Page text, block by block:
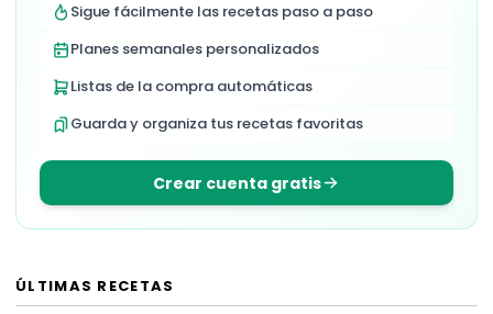
Sigue fácilmente las recetas paso a paso
Planes semanales personalizados
Listas de la compra automáticas
Guarda y organiza tus recetas favoritas
Crear cuenta gratis
ÚLTIMAS RECETAS